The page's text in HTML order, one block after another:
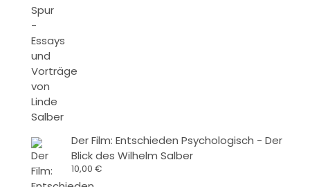
Der Film: Entschieden Psychologisch - Der
Blick des Wilhelm Salber
10,00 €